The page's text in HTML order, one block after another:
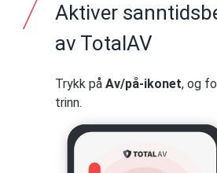
tilgang til enheten din,
tillate at TotalAV sender
Aktiver
av TotalAV
Trykk på Av/på-ikonet, og
trinn.